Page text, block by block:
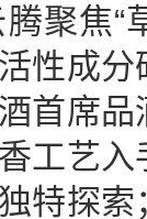
聚焦“
性成
首席
工艺
特探